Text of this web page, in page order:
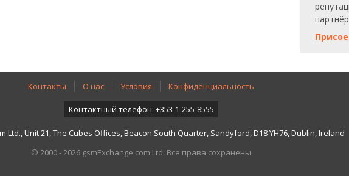
Контакты О нас Условия Конфиденциальность
Контактный телефон: +353-1-255-8555
Ltd., Unit 21, The Cubes Offices, Beacon South Quarter, Sandyford, D18 YH76, Dublin, Ireland
© 2000 - 2026 gsmExchange.com Ltd. Все права сохранены